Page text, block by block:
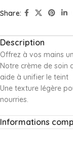
Share:
Description
Offrez à vos mains
Notre crème de soin
aide à unifier le teint
Une texture légère
nourries.
Informations